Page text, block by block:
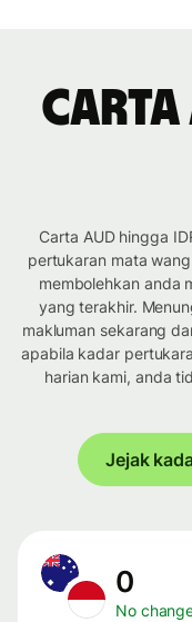
Carta
Carta AUD hingga
pertukaran mata
membolehkan anda
yang terakhir.
makluman sekarang
apabila kadar
harian kami, anda
Jejak
0
No